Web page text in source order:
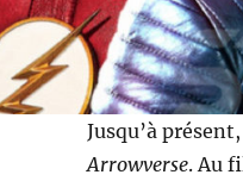
Jusqu’à
Arrowverse. Au